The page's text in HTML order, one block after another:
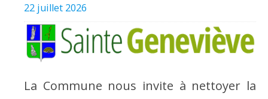
22 juillet 2026
La Commune nous invite à nettoyer la